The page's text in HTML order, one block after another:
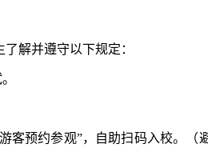
解并遵守以下规定：
客预约参观”，自助扫码入校。（